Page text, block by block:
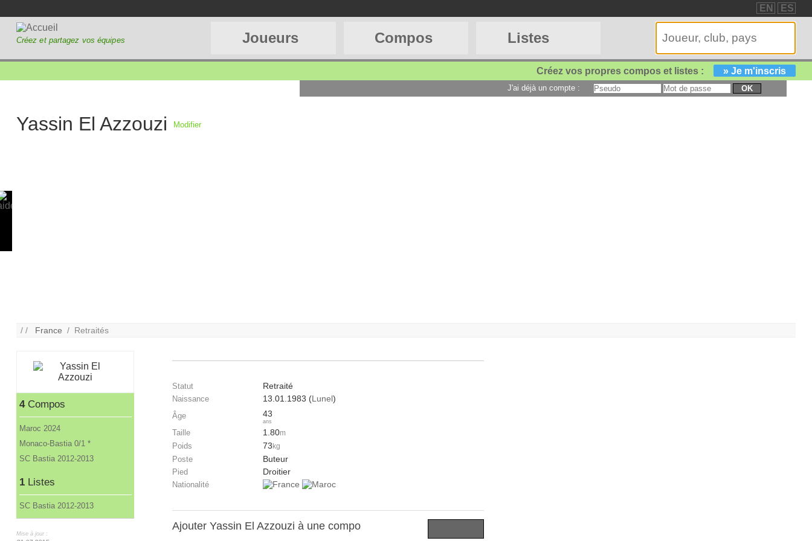
EN ES
Créez et partagez vos équipes Joueurs Compos Listes
Créez vos propres compos et listes : » Je m'inscris
J'ai déjà un compte : OK
Yassin El Azzouzi Modifier
/ / France / Retraités
4Compos
Maroc 2024
Monaco-Bastia 0/1 *
SC Bastia 2012-2013
1Listes
SC Bastia 2012-2013
Mise à jour :
Statut Retraité
Naissance 13.01.1983 (Lunel)
Âge 43
ans
Taille 1.80m
Poids 73 kg
Poste Buteur
Pied Droitier
Nationalité
Ajouter Yassin El Azzouzi à une compo